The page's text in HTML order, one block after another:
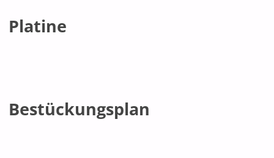
Platine
Bestückungsplan